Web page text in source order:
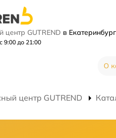
центр GUTREND в
9:00 до 21:00
О
центр GUTREND